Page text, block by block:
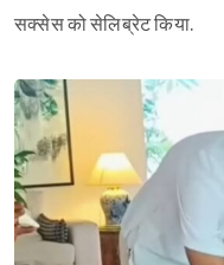
सक्सेस को सेलिब्रेट किया.